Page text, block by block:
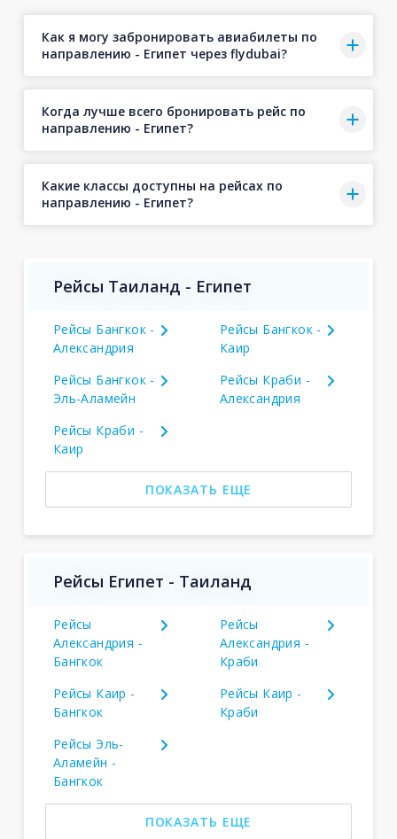
Как я могу забронировать авиабилеты по
направлению - Египет через flydubai?
Когда лучше всего бронировать рейс по
направлению - Египет?
Какие классы доступны на рейсах по
направлению - Египет?
Рейсы Таиланд - Египет
Рейсы Бангкок -
Александрия
Рейсы Бангкок -
Каир
Рейсы Бангкок -
Эль-Аламейн
Рейсы Краби -
Александрия
Рейсы Краби -
Каир
ПОКАЗАТЬ ЕЩЕ
Рейсы Египет - Таиланд
Рейсы
Александрия -
Бангкок
Рейсы
Александрия -
Краби
Рейсы Каир -
Бангкок
Рейсы Каир -
Краби
Рейсы Эль-
Аламейн -
Бангкок
ПОКАЗАТЬ ЕЩЕ